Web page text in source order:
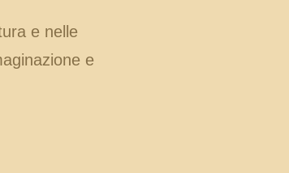
e nelle
e